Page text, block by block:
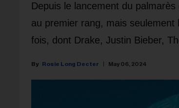
Depuis le lancement du
au premier rang, mais
fois, dont Drake, Justin Bieber,
Rosie Long Decter May 06, 2024